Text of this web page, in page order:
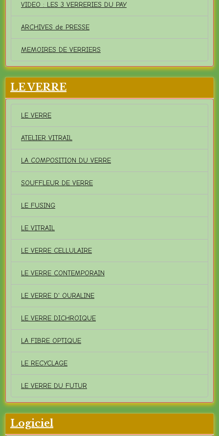
VIDEO : LES 3 VERRERIES DU PAY
ARCHIVES de PRESSE
MEMOIRES DE VERRIERS
LE VERRE
LE VERRE
ATELIER VITRAIL
LA COMPOSITION DU VERRE
SOUFFLEUR DE VERRE
LE FUSING
LE VITRAIL
LE VERRE CELLULAIRE
LE VERRE CONTEMPORAIN
LE VERRE D' OURALINE
LE VERRE DICHROIQUE
LA FIBRE OPTIQUE
LE RECYCLAGE
LE VERRE DU FUTUR
Logiciel